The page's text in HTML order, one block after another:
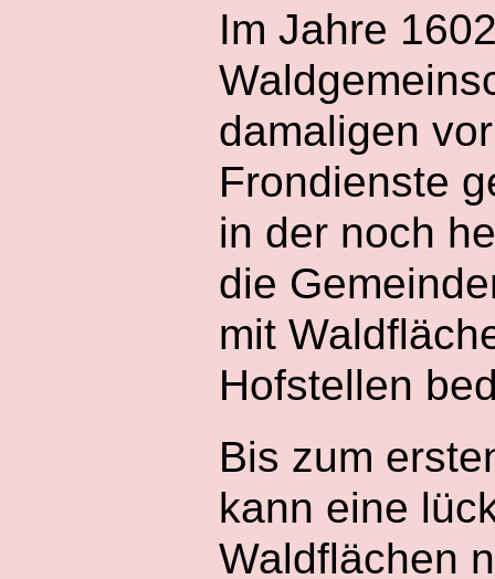
Im Jahre
damaligen
Frondienste
in der noch
die
mit
Hofstellen
Bis zum
kann eine
Waldflächen